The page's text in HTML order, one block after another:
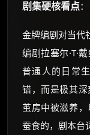
剧集硬核看点：
金牌编剧对当代
编剧拉塞尔·T·
普通人的日常
错，而是极其
茧房中被滋养
蚕食的，剧本台